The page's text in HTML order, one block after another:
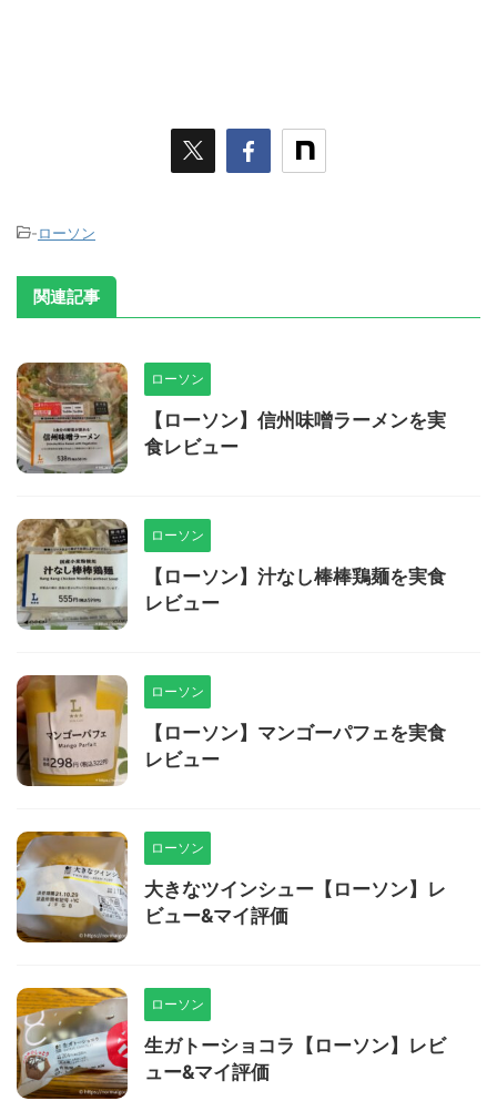
-ローソン
関連記事
ローソン
【ローソン】信州味噌ラーメンを実
食レビュー
ローソン
【ローソン】汁なし棒棒鶏麺を実食
レビュー
ローソン
【ローソン】マンゴーパフェを実食
レビュー
ローソン
大きなツインシュー【ローソン】レ
ビュー&マイ評価
ローソン
生ガトーショコラ【ローソン】レビ
ュー&マイ評価